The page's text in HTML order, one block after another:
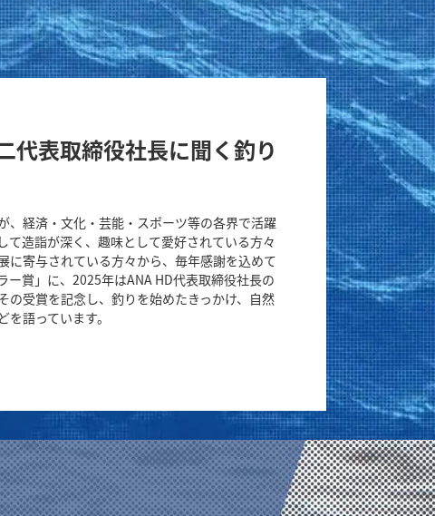
代表取締役社長に聞く釣り
、経済・文化・芸能・スポーツ等の各界で活躍
て造詣が深く、趣味として愛好されている方々
に寄与されている方々から、毎年感謝を込めて
ー賞」に、2025年はANA HD代表取締役社長の
の受賞を記念し、釣りを始めたきっかけ、自然
語っています。